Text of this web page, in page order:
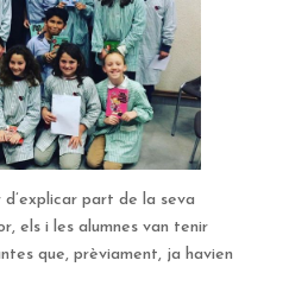
part de la seva
els i les alumnes van tenir
que, prèviament, ja havien